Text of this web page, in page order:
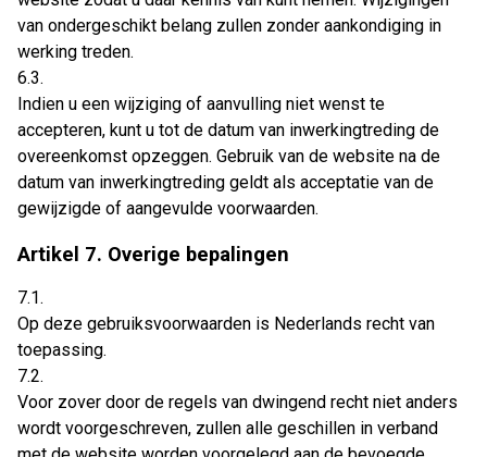
van ondergeschikt belang zullen zonder aankondiging in
werking treden.
6.3.
Indien u een wijziging of aanvulling niet wenst te
accepteren, kunt u tot de datum van inwerkingtreding de
overeenkomst opzeggen. Gebruik van de website na de
datum van inwerkingtreding geldt als acceptatie van de
gewijzigde of aangevulde voorwaarden.
Artikel 7. Overige bepalingen
7.1.
Op deze gebruiksvoorwaarden is Nederlands recht van
toepassing.
7.2.
Voor zover door de regels van dwingend recht niet anders
wordt voorgeschreven, zullen alle geschillen in verband